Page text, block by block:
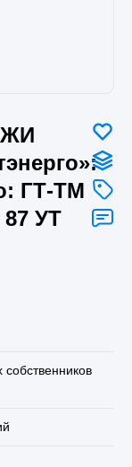
ГТ-ТМ
87 УТ